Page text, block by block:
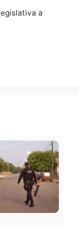
já que no
o sistema
Legislativa